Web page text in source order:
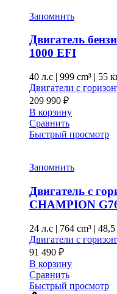
Запомнить
Двигатель
1000 EFI
40 л.с | 999 cm³ | 55
Двигатели с
209 990 ₽
В корзину
Сравнить
Быстрый просмотр
Запомнить
Двигатель с
CHAMPION
24 л.с | 764 cm³ | 48,5
Двигатели с
91 490 ₽
В корзину
Сравнить
Быстрый просмотр